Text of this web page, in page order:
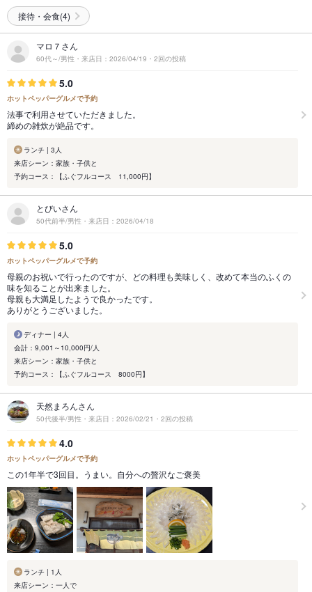
接待・会食(4)
マロ７さん
60代～/男性・来店日：2026/04/19・2回の投稿
5.0
ホットペッパーグルメで予約
法事で利用させていただきました。
締めの雑炊が絶品です。
ランチ | 3人
来店シーン：家族・子供と
予約コース：【ふぐフルコース 11,000円】
とびいさん
50代前半/男性・来店日：2026/04/18
5.0
ホットペッパーグルメで予約
母親のお祝いで行ったのですが、どの料理も美味しく、改めて本当のふくの
味を知ることが出来ました。
母親も大満足したようで良かったです。
ありがとうございました。
ディナー | 4人
会計：9,001～10,000円/人
来店シーン：家族・子供と
予約コース：【ふぐフルコース 8000円】
天然まろんさん
50代後半/男性・来店日：2026/02/21・2回の投稿
4.0
ホットペッパーグルメで予約
この1年半で3回目。うまい。自分への贅沢なご褒美
ランチ | 1人
来店シーン：一人で